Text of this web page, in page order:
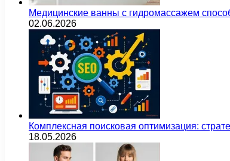
Медицинские ванны с гидромассажем
02.06.2026
Комплексная поисковая оптимизация:
18.05.2026